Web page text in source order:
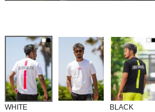
WHITE BLACK